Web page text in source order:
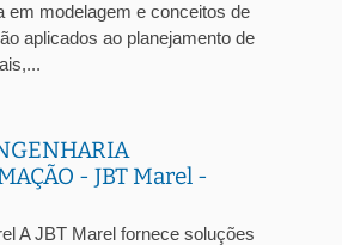
em modelagem e conceitos de
aplicados ao planejamento de
- JBT Marel -
A JBT Marel fornece soluções